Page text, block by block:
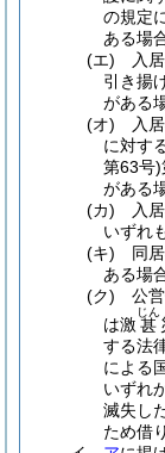
の規定
ある場
(エ)
入
引き揚
がある
(オ)
入
に対す
第63号)
がある
(カ)
入
いずれ
(キ)
同
ある場
(ク)
公
は激 甚
じん
する法
による
いずれ
滅失し
ため借